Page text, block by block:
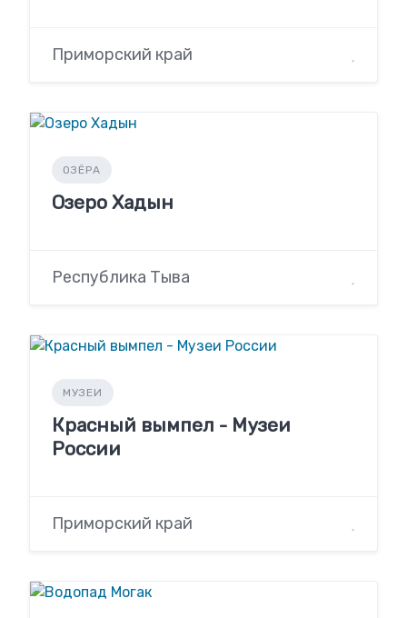
Приморский край
ОЗЁРА
Озеро Хадын
Республика Тыва
МУЗЕИ
Красный вымпел - Музеи
России
Приморский край